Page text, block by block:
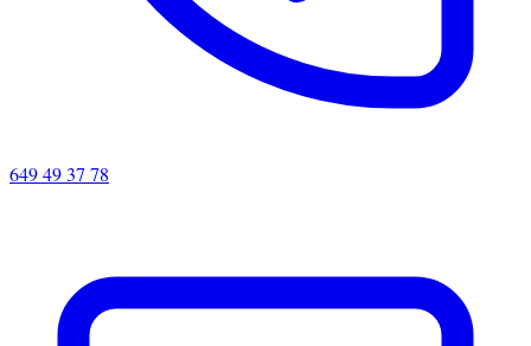
649 49 37 78